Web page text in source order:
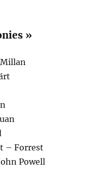
»
– Forrest
Powell